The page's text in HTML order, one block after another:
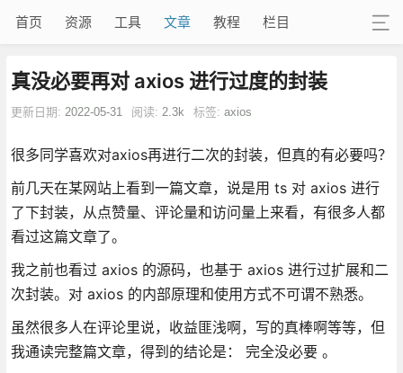
首页 资源 工具 文章 教程 栏目
真没必要再对 axios 进行过度的封装
更新日期: 2022-05-31 阅读: 2.3k 标签: axios
很多同学喜欢对axios再进行二次的封装，但真的有必要吗？
前几天在某网站上看到一篇文章，说是用 ts 对 axios 进行
了下封装，从点赞量、评论量和访问量上来看，有很多人都
看过这篇文章了。
我之前也看过 axios 的源码，也基于 axios 进行过扩展和二
次封装。对 axios 的内部原理和使用方式不可谓不熟悉。
虽然很多人在评论里说，收益匪浅啊，写的真棒啊等等，但
我通读完整篇文章，得到的结论是： 完全没必要 。